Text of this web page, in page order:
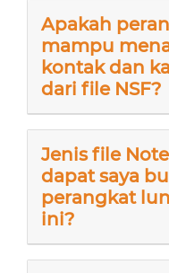
Apakah
mampu
kontak dan
dari file NSF?
Jenis file
dapat saya
perangkat
ini?